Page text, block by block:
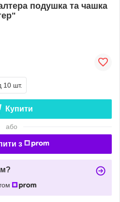
подушка та чашка
10 шт.
Купити
або
з